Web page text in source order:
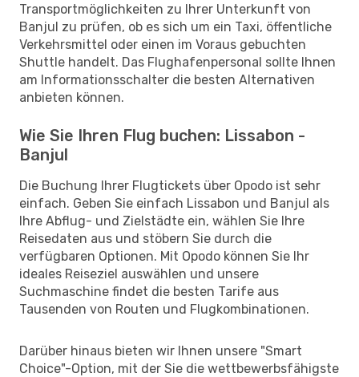
Transportmöglichkeiten zu Ihrer Unterkunft von
Banjul zu prüfen, ob es sich um ein Taxi, öffentliche
Verkehrsmittel oder einen im Voraus gebuchten
Shuttle handelt. Das Flughafenpersonal sollte Ihnen
am Informationsschalter die besten Alternativen
anbieten können.
Wie Sie Ihren Flug buchen: Lissabon -
Banjul
Die Buchung Ihrer Flugtickets über Opodo ist sehr
einfach. Geben Sie einfach Lissabon und Banjul als
Ihre Abflug- und Zielstädte ein, wählen Sie Ihre
Reisedaten aus und stöbern Sie durch die
verfügbaren Optionen. Mit Opodo können Sie Ihr
ideales Reiseziel auswählen und unsere
Suchmaschine findet die besten Tarife aus
Tausenden von Routen und Flugkombinationen.
Darüber hinaus bieten wir Ihnen unsere "Smart
Choice"-Option, mit der Sie die wettbewerbsfähigste